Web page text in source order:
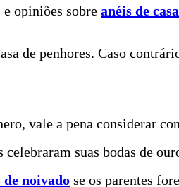
opiniões sobre anéis de
de penhores. Caso
vale a pena considerar
suas bodas de
de noivado se os parentes